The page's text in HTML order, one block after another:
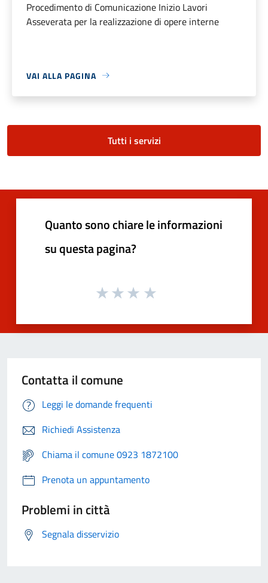
Procedimento di Comunicazione Inizio Lavori
Asseverata per la realizzazione di opere interne
VAI ALLA PAGINA
Tutti i servizi
Quanto sono chiare le informazioni
su questa pagina?
Contatta il comune
Leggi le domande frequenti
Richiedi Assistenza
Chiama il comune 0923 1872100
Prenota un appuntamento
Problemi in città
Segnala disservizio